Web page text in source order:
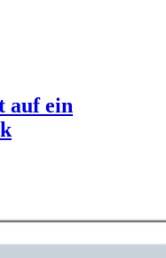
auf ein